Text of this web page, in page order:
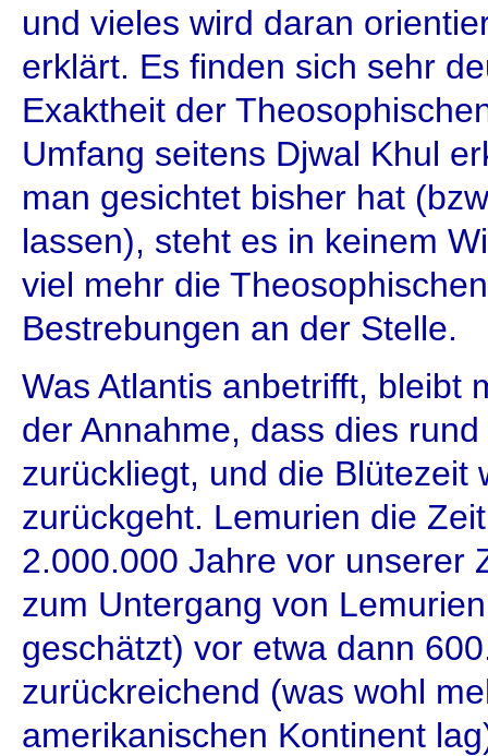
und vieles wird daran
erklärt. Es finden sich sehr
Exaktheit der
Umfang seitens Djwal Khul
man gesichtet bisher hat
lassen), steht es in keinem
viel mehr die
Bestrebungen an der Stelle.
Was Atlantis anbetrifft, bleibt
der Annahme, dass dies
zurückliegt, und die Blütezeit
zurückgeht. Lemurien die
2.000.000 Jahre vor unserer
zum Untergang von
geschätzt) vor etwa dann
zurückreichend (was wohl
amerikanischen Kontinent